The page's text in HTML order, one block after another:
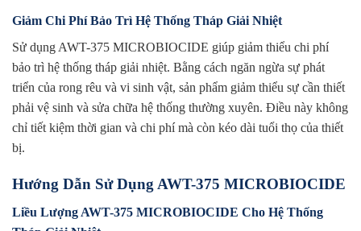
Giảm Chi Phí Bảo Trì Hệ Thống Tháp Giải Nhiệt
Sử dụng AWT-375 MICROBIOCIDE giúp giảm thiểu chi phí
bảo trì hệ thống tháp giải nhiệt. Bằng cách ngăn ngừa sự phát
triển của rong rêu và vi sinh vật, sản phẩm giảm thiểu sự cần thiết
phải vệ sinh và sửa chữa hệ thống thường xuyên. Điều này không
chỉ tiết kiệm thời gian và chi phí mà còn kéo dài tuổi thọ của thiết
bị.
Hướng Dẫn Sử Dụng AWT-375 MICROBIOCIDE
Liều Lượng AWT-375 MICROBIOCIDE Cho Hệ Thống